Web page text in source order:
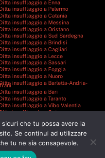
Ditta insufflaggio a Enna
Ditta insufflaggio a Palermo
Ditta insufflaggio a Catania
Ditta insufflaggio a Messina
Ditta insufflaggio a Oristano
Ditta insufflaggio a Sud Sardegna
Ditta insufflaggio a Brindisi
Ditta insufflaggio a Cagliari
Ditta insufflaggio a Lecce
Ditta insufflaggio a Sassari
Ditta insufflaggio a Foggia
Ditta insufflaggio a Nuoro
insufflaggio a Barletta-Andria-
Ditta insufflaggio a Bari
Ditta insufflaggio a Taranto
Ditta insufflaggio a Vibo Valentia
insufflaggio a Catanzaro
insufflaggio a Reggio Calabria
Ditta insufflaggio a Crotone
insufflaggio a Potenza
che tu possa avere la
Se continui ad utilizzare
tu ne sia consapevole.